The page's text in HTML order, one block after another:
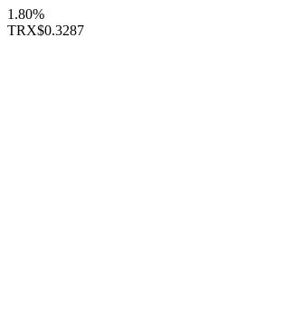
1.80%
TRX$0.3287